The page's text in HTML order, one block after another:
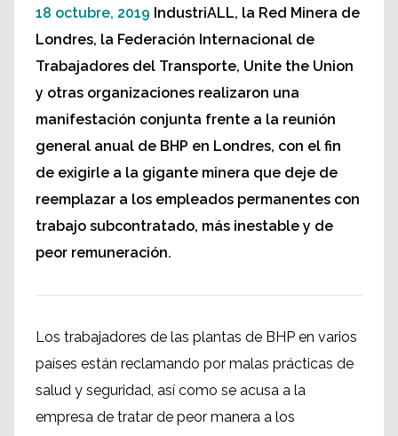
18 octubre, 2019 IndustriALL, la Red Minera de
Londres, la Federación Internacional de
Trabajadores del Transporte, Unite the Union
y otras organizaciones realizaron una
manifestación conjunta frente a la reunión
general anual de BHP en Londres, con el fin
de exigirle a la gigante minera que deje de
reemplazar a los empleados permanentes con
trabajo subcontratado, más inestable y de
peor remuneración.
Los trabajadores de las plantas de BHP en varios
países están reclamando por malas prácticas de
salud y seguridad, así como se acusa a la
empresa de tratar de peor manera a los